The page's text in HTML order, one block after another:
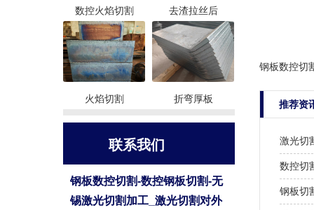
数控火焰切割 去渣拉丝后
火焰切割 折弯厚板
联系我们
钢板数控切割-数控钢板切割-无
锡激光切割加工_激光切割对外
钢板数控切
推荐资
激光切
数控切
钢板切